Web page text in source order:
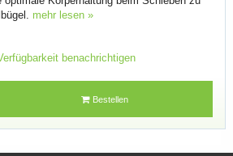
mehr lesen »
benachrichtigen
Bestellen